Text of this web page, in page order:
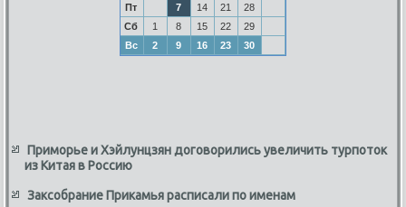
Пт
7 14 21
28
Сб
1 8 15 22
29
Вс
2 9 16 23 30
Приморье и Хэйлунцзян договорились увеличить турпоток
из Китая в Россию
Заксобрание Прикамья расписали по именам